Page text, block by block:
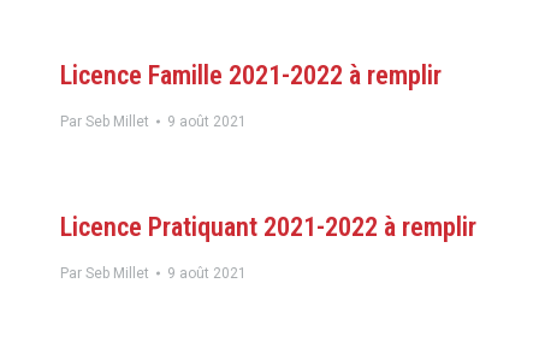
Licence Famille 2021-2022 à remplir
Par Seb Millet 9 août 2021
Licence Pratiquant 2021-2022 à remplir
Par Seb Millet 9 août 2021